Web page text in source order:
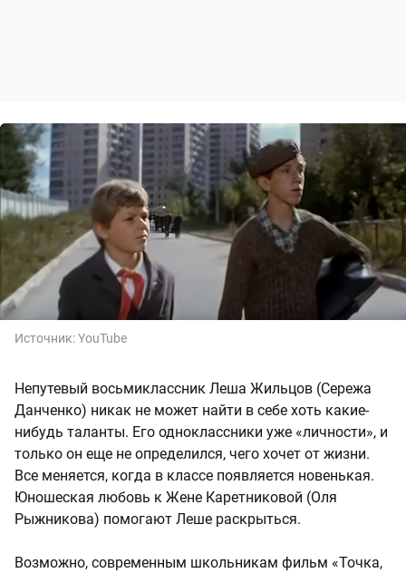
Источник:YouTube
Непутевый восьмиклассник Леша Жильцов (Сережа
Данченко) никак не может найти в себе хоть какие-
нибудь таланты. Его одноклассники уже «личности», и
только он еще не определился, чего хочет от жизни.
Все меняется, когда в классе появляется новенькая.
Юношеская любовь к Жене Каретниковой (Оля
Рыжникова) помогают Леше раскрыться.
Возможно, современным школьникам фильм «Точка,